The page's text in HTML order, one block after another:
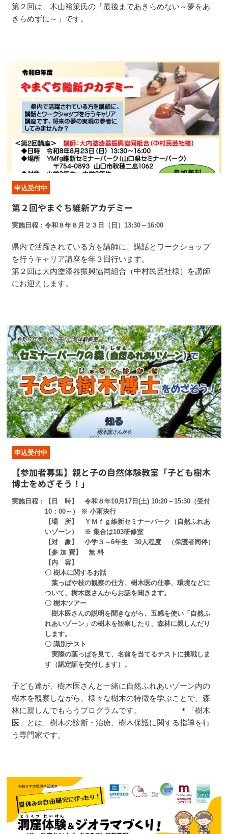
第２回は、木山裕策氏の「最後まであきらめない～夢をあ
きらめずに～」です。
申込受付中
第２回やまぐち維新アカデミー
実施日程 令和８年８月２３日（日）13:30～16:00
県内で活躍されている方を講師に、講話とワークショップ
を行うキャリア講座を年３回行います。
第２回は大内塗漆器振興協同組合（中村民芸社様）を講師
にお迎えします。
申込受付中
【参加者募集】親と子の自然体験教室「子ども樹木
博士をめざそう！」
実施日程
【日 時】 令和８年10月17日(土) 10:20～15:30（受付
10：00～） ※ 小雨決行
【場 所】 ＹＭｆｇ維新セミナーパーク（自然ふれあ
いゾーン） ※ 集合は103研修室
【対 象】 小学３～6年生 30人程度 （保護者同伴）
【参 加 費】 無 料
【内 容】
〇 樹木に関するお話
葉っぱや枝の観察の仕方、樹木医の仕事、環境などに
ついて、樹木医さんからお話を聞きます。
〇 樹木ツアー
樹木医さんの説明を聞きながら、五感を使い「自然ふ
れあいゾーン」の樹木を観察したり、森林に親しんだり
します。
〇 識別テスト
実際の葉っぱを見て、名前を当てるテストに挑戦しま
す（認定証を交付します）。
子ども達が、樹木医さんと一緒に自然ふれあいゾーン内の
樹木を観察しながら、様々な樹木の特徴を学ぶことで、森
林に親しんでもらうプログラムです。 ＊「樹木
医」とは、樹木の診断・治療、樹木保護に関する指導を行
う専門家です。